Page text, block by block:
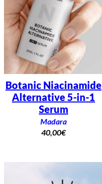
Botanic Niacinamide
Alternative 5-in-1
Serum
Madara
40,00€